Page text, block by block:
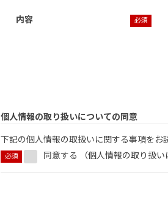
内容
個人情報の取り扱いについての同意
下記の個人情報の取扱いに関する事項を
同意する （個人情報の取り扱い